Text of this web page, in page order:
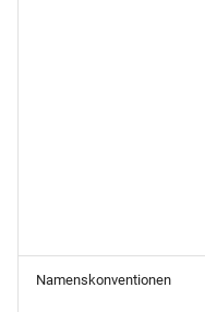
Namenskonventionen